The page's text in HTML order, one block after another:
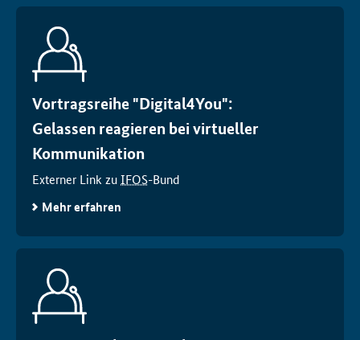
Vortragsreihe "Digital4You":
Gelassen reagieren bei virtueller
Kommunikation
Externer Link zuIFOS-Bund
Mehr erfahren